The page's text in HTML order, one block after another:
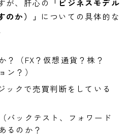
が、肝心の
「ビジネスモデル
のか）」 についての具体的な
？（FX？仮想通貨？株？
ン？）
ックで売買判断をしている
バックテスト、フォワード
るのか？